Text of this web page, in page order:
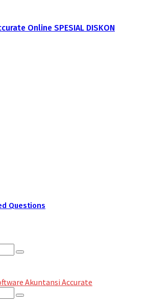
Online SPESIAL DISKON
Questions
Search
Search